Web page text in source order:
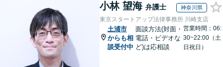
小林 望海 弁護士 神奈川県
東京スタートアップ法律事務所 川崎支店
土浦市
からも相
談受付中
面談方法(対面・
電話・ビデオな
ど)は応相談
営業時間：06:
30~22:00（土
日祝日）